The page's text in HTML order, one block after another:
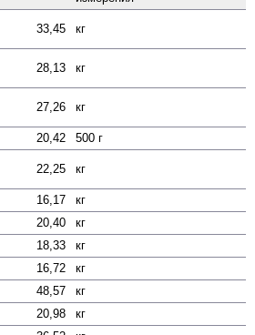
33,45 кг
28,13 кг
27,26 кг
20,42
500 г
22,25 кг
16,17
кг
20,40
кг
18,33
кг
16,72
кг
48,57
кг
20,98
кг